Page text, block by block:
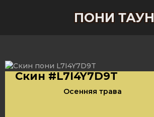
ПОНИ ТАУН
Скин #L7I4Y7D9T
Осенняя трава